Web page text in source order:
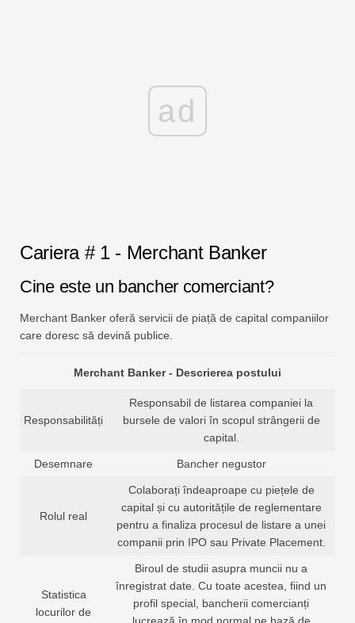
ad
Cariera # 1 - Merchant Banker
Cine este un bancher comerciant?
Merchant Banker oferă servicii de piață de capital companiilor
care doresc să devină publice.
Merchant Banker - Descrierea postului
Responsabilități
Responsabil de listarea companiei la
bursele de valori în scopul strângerii de
capital.
Desemnare Bancher negustor
Rolul real
Colaborați îndeaproape cu piețele de
capital și cu autoritățile de reglementare
pentru a finaliza procesul de listare a unei
companii prin IPO sau Private Placement.
Statistica
locurilor de
Biroul de studii asupra muncii nu a
înregistrat date. Cu toate acestea, fiind un
profil special, bancherii comercianți